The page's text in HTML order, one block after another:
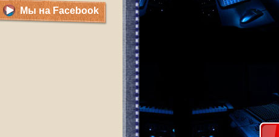
Мы на Facebook